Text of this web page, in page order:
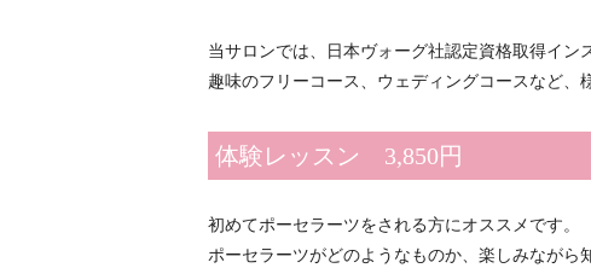
当サロンでは、日本ヴォーグ社認定資格取得イン
趣味のフリーコース、ウェディングコースなど、
体験レッスン 3,850円
初めてポーセラーツをされる方にオススメです。
ポーセラーツがどのようなものか、楽しみながら